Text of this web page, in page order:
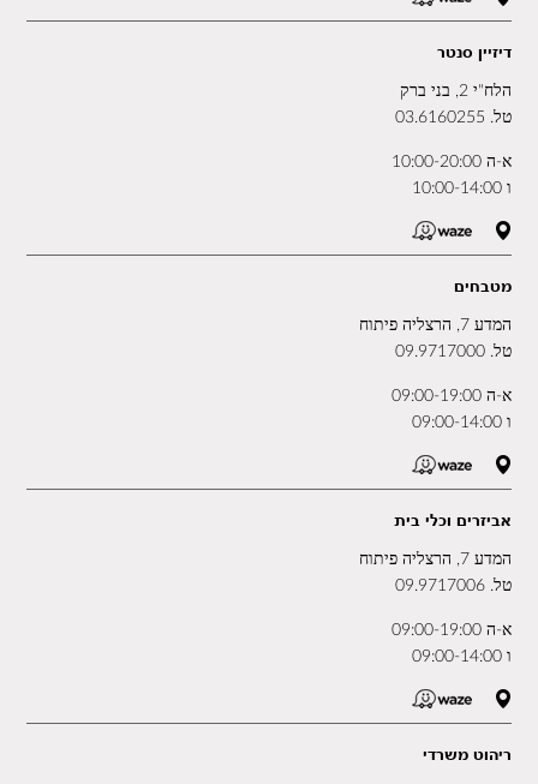
דיזיין סנטר
הלח"י 2, בני ברק
טל. 03.6160255
א-ה 10:00-20:00
ו 10:00-14:00
מטבחים
המדע 7, הרצליה פיתוח
טל.09.9717000
א-ה 09:00-19:00
ו 09:00-14:00
אביזרים וכלי בית
המדע 7, הרצליה פיתוח
טל.09.9717006
א-ה 09:00-19:00
ו 09:00-14:00
ריהוט משרדי